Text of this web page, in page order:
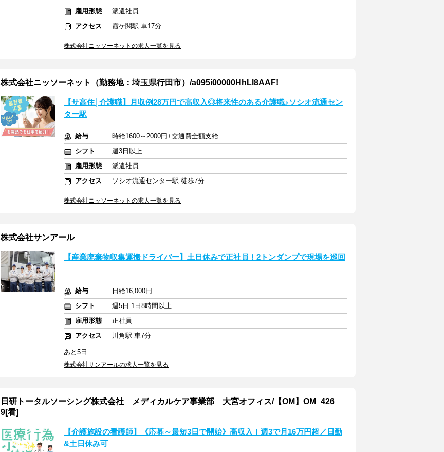
雇用形態
派遣社員
アクセス
霞ケ関駅 車17分
株式会社ニッソーネットの求人一覧を見る
株式会社ニッソーネット（勤務地：埼玉県行田市）/a095i00000HhLl8AAF!
【サ高住│介護職】月収例28万円で高収入◎将来性のある介護職♪ソシオ流通セン
ター駅
給与
時給1600～2000円+交通費全額支給
シフト
週3日以上
雇用形態
派遣社員
アクセス
ソシオ流通センター駅 徒歩7分
株式会社ニッソーネットの求人一覧を見る
株式会社サンアール
【産業廃棄物収集運搬ドライバー】土日休みで正社員！2トンダンプで現場を巡回
給与
日給16,000円
シフト
週5日 1日8時間以上
雇用形態
正社員
アクセス
川角駅 車7分
あと5日
株式会社サンアールの求人一覧を見る
日研トータルソーシング株式会社 メディカルケア事業部 大宮オフィス/【OM】OM_426_
9[看]
【介護施設の看護師】《応募～最短3日で開始》高収入！週3で月16万円超／日勤
&土日休み可